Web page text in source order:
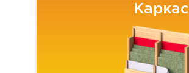
Каркас